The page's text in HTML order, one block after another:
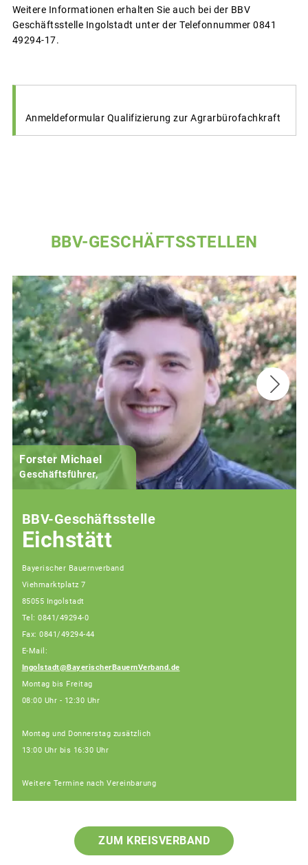
Weitere Informationen erhalten Sie auch bei der BBV
Geschäftsstelle Ingolstadt unter der Telefonnummer 0841
49294-17.
Anmeldeformular Qualifizierung zur Agrarbürofachkraft
BBV-GESCHÄFTSSTELLEN
Forster Michael
Geschäftsführer,
BBV-Geschäftsstelle
Eichstätt
Bayerischer Bauernverband
Viehmarktplatz 7
85055 Ingolstadt
Tel: 0841/49294-0
Fax: 0841/49294-44
E-Mail:
Ingolstadt@BayerischerBauernVerband.de
Montag bis Freitag
08:00 Uhr - 12:30 Uhr
Montag und Donnerstag zusätzlich
13:00 Uhr bis 16:30 Uhr
Weitere Termine nach Vereinbarung
ZUM KREISVERBAND